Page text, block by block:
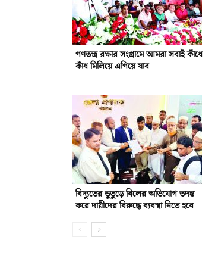
গণতন্ত্র রক্ষার সংগ্রামে আমরা সবাই কাঁধে
কাঁধ মিলিয়ে এগিয়ে যাব
বিদ্যুতের ভুতুড়ে বিলের অভিযোগ তদন্ত
করে দায়ীদের বিরুদ্ধে ব্যবস্থা নিতে হবে